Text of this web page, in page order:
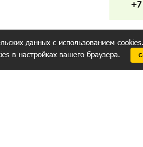
+7
данных с использованием
в настройках вашего браузера.